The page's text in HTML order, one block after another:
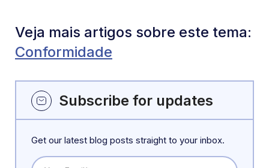
Veja mais artigos sobre este tema:
Conformidade
Subscribe for updates
Get our latest blog posts straight to your inbox.